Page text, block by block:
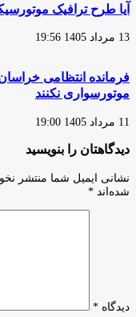
آیا طرح ترافیک
13 مرداد 1405 19:56
فرمانده انتظامی
موتورسواری نکنند
11 مرداد 1405 19:00
دیدگاهتان را بنویسید
نشانی ایمیل شما منتشر
شده‌اند *
دیدگاه *